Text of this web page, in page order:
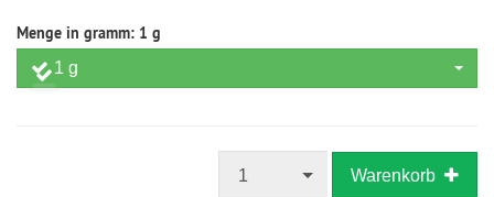
Stückzahl
Menge in gramm: 1 g
1 g
1 Warenkorb